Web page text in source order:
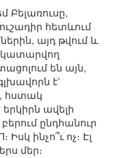
Բելառուսը,
հետևում
այդ թվում և
կատարվող
են այն,
է՝
հստակ
ավելի
ընդհանուր
Իսկ ինչո՞ւ ոչ։ Էլ
մեր։